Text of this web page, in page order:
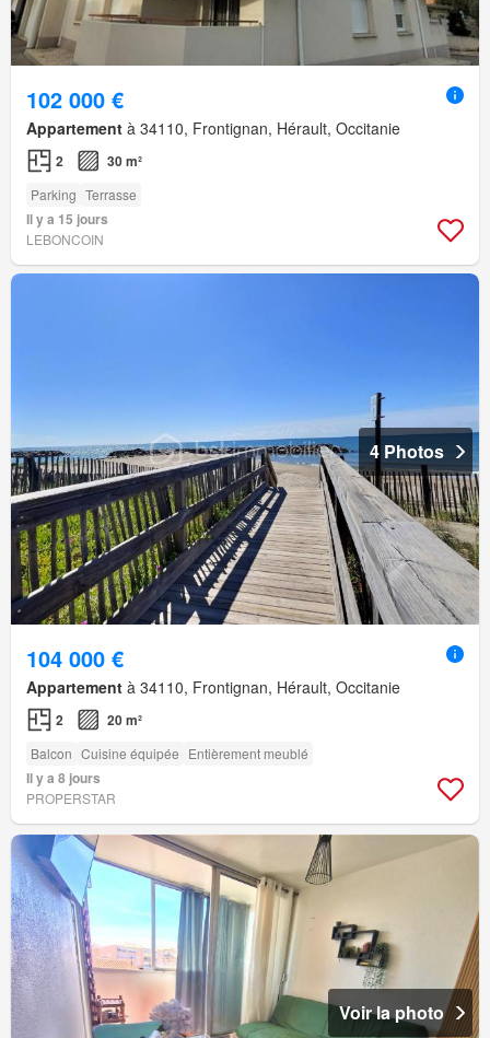
102 000 €
Appartement à 34110, Frontignan, Hérault, Occitanie
2 30 m²
Parking Terrasse
Il y a 15 jours
LEBONCOIN
4 Photos
104 000 €
Appartement à 34110, Frontignan, Hérault, Occitanie
2 20 m²
Balcon Cuisine équipée Entièrement meublé
Il y a 8 jours
PROPERSTAR
Voir la photo